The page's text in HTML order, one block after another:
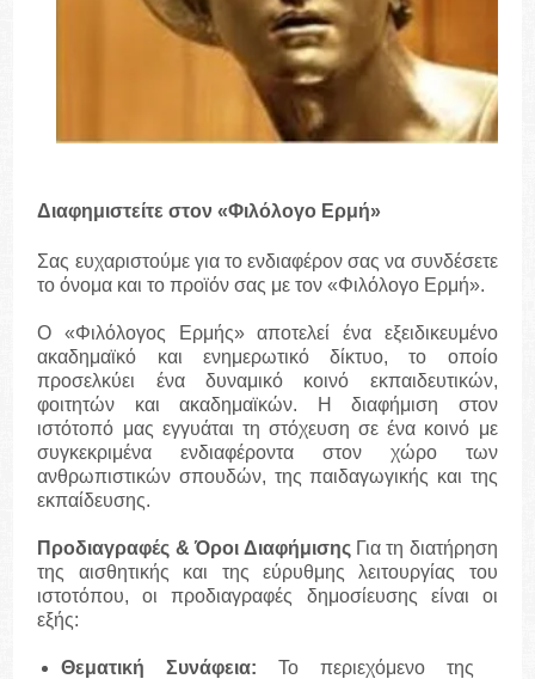
Διαφημιστείτε στον «Φιλόλογο Ερμή»
Σας ευχαριστούμε για το ενδιαφέρον σας να συνδέσετε
το όνομα και το προϊόν σας με τον «Φιλόλογο Ερμή».
Ο «Φιλόλογος Ερμής» αποτελεί ένα εξειδικευμένο
ακαδημαϊκό και ενημερωτικό δίκτυο, το οποίο
προσελκύει ένα δυναμικό κοινό εκπαιδευτικών,
φοιτητών και ακαδημαϊκών. Η διαφήμιση στον
ιστότοπό μας εγγυάται τη στόχευση σε ένα κοινό με
συγκεκριμένα ενδιαφέροντα στον χώρο των
ανθρωπιστικών σπουδών, της παιδαγωγικής και της
εκπαίδευσης.
Προδιαγραφές & Όροι Διαφήμισης Για τη διατήρηση
της αισθητικής και της εύρυθμης λειτουργίας του
ιστοτόπου, οι προδιαγραφές δημοσίευσης είναι οι
εξής:
Θεματική Συνάφεια: Το περιεχόμενο της